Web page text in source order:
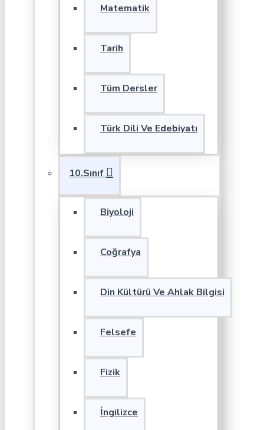
Matematik
Tarih
Tüm Dersler
Türk Dili Ve Edebiyatı
10.Sınıf
Biyoloji
Coğrafya
Din Kültürü Ve Ahlak Bilgisi
Felsefe
Fizik
İngilizce